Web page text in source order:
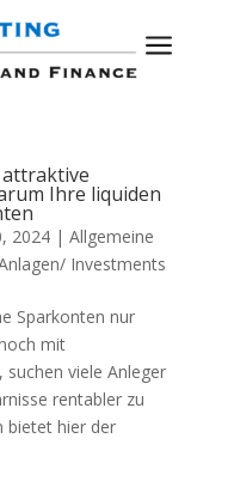
a
attraktive
Ihre liquiden
2024| Allgemeine
Investments
Sparkonten nur
mit
suchen viele Anleger
rentabler zu
bietet hier der